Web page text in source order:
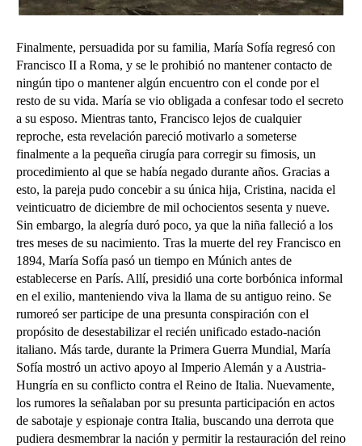
Finalmente, persuadida por su familia, María Sofía regresó con
Francisco II a Roma, y se le prohibió no mantener contacto de
ningún tipo o mantener algún encuentro con el conde por el
resto de su vida. María se vio obligada a confesar todo el secreto
a su esposo. Mientras tanto, Francisco lejos de cualquier
reproche, esta revelación pareció motivarlo a someterse
finalmente a la pequeña cirugía para corregir su fimosis, un
procedimiento al que se había negado durante años. Gracias a
esto, la pareja pudo concebir a su única hija, Cristina, nacida el
veinticuatro de diciembre de mil ochocientos sesenta y nueve.
Sin embargo, la alegría duró poco, ya que la niña falleció a los
tres meses de su nacimiento. Tras la muerte del rey Francisco en
1894, María Sofía pasó un tiempo en Múnich antes de
establecerse en París. Allí, presidió una corte borbónica informal
en el exilio, manteniendo viva la llama de su antiguo reino. Se
rumoreó ser participe de una presunta conspiración con el
propósito de desestabilizar el recién unificado estado-nación
italiano. Más tarde, durante la Primera Guerra Mundial, María
Sofía mostró un activo apoyo al Imperio Alemán y a Austria-
Hungría en su conflicto contra el Reino de Italia. Nuevamente,
los rumores la señalaban por su presunta participación en actos
de sabotaje y espionaje contra Italia, buscando una derrota que
pudiera desmembrar la nación y permitir la restauración del reino